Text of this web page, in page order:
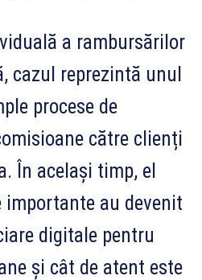
a rambursărilor
cazul reprezintă unul
procese de
către clienți
În același timp, el
importante au devenit
digitale pentru
și cât de atent este